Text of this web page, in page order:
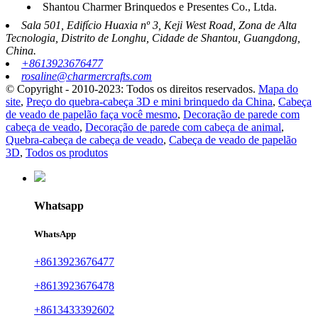
Shantou Charmer Brinquedos e Presentes Co., Ltda.
Sala 501, Edifício Huaxia nº 3, Keji West Road, Zona de Alta
Tecnologia, Distrito de Longhu, Cidade de Shantou, Guangdong,
China.
+8613923676477
rosaline@charmercrafts.com
© Copyright - 2010-2023: Todos os direitos reservados. Mapa do
site, Preço do quebra-cabeça 3D e mini brinquedo da China, Cabeça
de veado de papelão faça você mesmo, Decoração de parede com
cabeça de veado, Decoração de parede com cabeça de animal,
Quebra-cabeça de cabeça de veado, Cabeça de veado de papelão
3D, Todos os produtos
Whatsapp
WhatsApp
+8613923676477
+8613923676478
+8613433392602